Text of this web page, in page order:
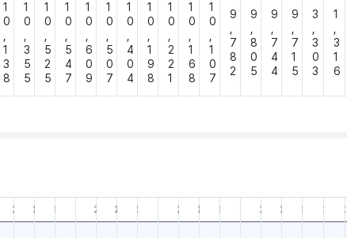
1
0
1
3
8
1
0
3
5
5
1
0
5
2
5
1
0
5
4
7
1
0
6
0
9
1
0
5
0
7
1
0
4
0
4
1
0
1
9
8
1
0
2
2
1
1
0
1
6
8
1
0
1
0
7
9
7
8
2
9
8
0
5
9
7
4
4
9
7
1
5
3
3
0
3
1
3
1
6
25.12.3125.09.3025.06.3025.03.3124.12.31
24.09.3024.06.3024.03.3123.12.3123.09.3023.06.3023.03.3122.12.3122.09.3022.06.3022.03.31